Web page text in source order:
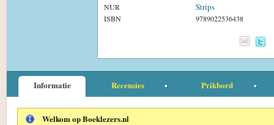
NUR Strips
ISBN 9789022536438
Informatie Recensies Prikbord
Welkom op Boeklezers.nl